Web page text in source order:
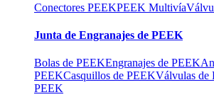
Conectores PEEKPEEK Multivía
Junta de Engranajes de PEEK
Bolas de PEEKEngranajes de PEEK
PEEKCasquillos de PEEKVálvulas de
PEEK